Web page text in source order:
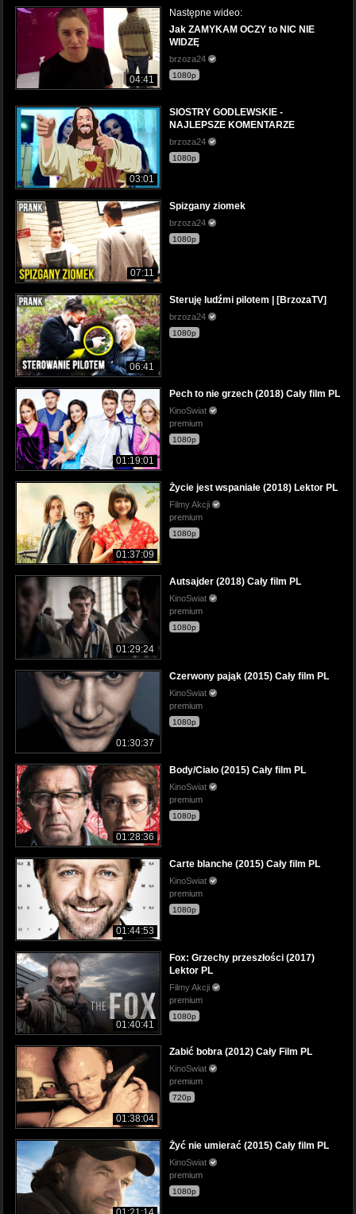
04:41
Następne wideo:
Jak ZAMYKAM OCZY to NIC NIE
WIDZĘ
brzoza24
1080p
03:01
SIOSTRY GODLEWSKIE -
NAJLEPSZE KOMENTARZE
brzoza24
1080p
07:11
Spizgany ziomek
brzoza24
1080p
06:41
Steruję ludźmi pilotem | [BrzozaTV]
brzoza24
1080p
01:19:01
Pech to nie grzech (2018) Cały film PL
KinoSwiat
premium
1080p
01:37:09
Życie jest wspaniałe (2018) Lektor PL
Filmy Akcji
premium
1080p
01:29:24
Autsajder (2018) Cały film PL
KinoSwiat
premium
1080p
01:30:37
Czerwony pająk (2015) Cały film PL
KinoSwiat
premium
1080p
01:28:36
Body/Ciało (2015) Cały film PL
KinoSwiat
premium
1080p
01:44:53
Carte blanche (2015) Cały film PL
KinoSwiat
premium
1080p
01:40:41
Fox: Grzechy przeszłości (2017)
Lektor PL
Filmy Akcji
premium
1080p
01:38:04
Zabić bobra (2012) Cały Film PL
KinoSwiat
premium
720p
Żyć nie umierać (2015) Cały film PL
KinoSwiat
premium
1080p